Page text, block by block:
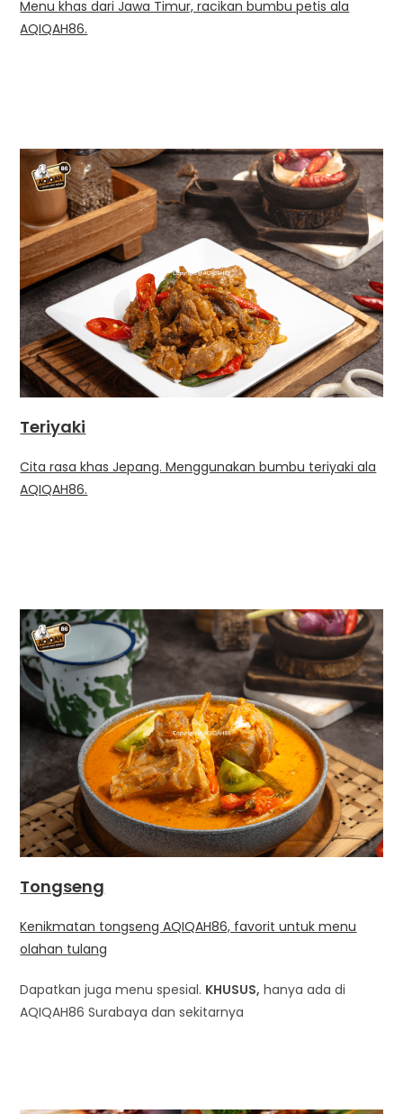
Menu khas dari Jawa Timur, racikan bumbu petis ala
AQIQAH86.
Teriyaki
Cita rasa khas Jepang. Menggunakan bumbu teriyaki ala
AQIQAH86.
Tongseng
Kenikmatan tongseng AQIQAH86, favorit untuk menu
olahan tulang
Dapatkan juga menu spesial. KHUSUS, hanya ada di
AQIQAH86 Surabaya dan sekitarnya